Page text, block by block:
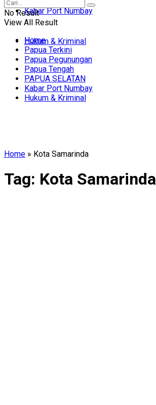
Kabar Port Numbay
Hukum & Kriminal
No Result
View All Result
Home
Papua Terkini
Papua Pegunungan
Papua Tengah
PAPUA SELATAN
Kabar Port Numbay
Hukum & Kriminal
Home » Kota Samarinda
Tag: Kota Samarinda